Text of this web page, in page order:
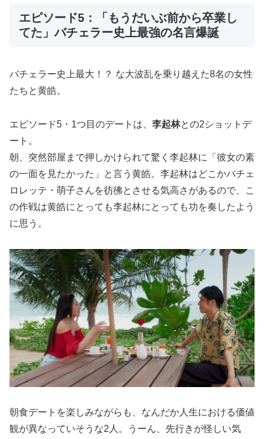
エピソード5：「もうだいぶ前から卒業し
てた」バチェラー史上最強の名言爆誕
バチェラー史上最大！？ な大波乱を乗り越えた8名の女性
たちと黄皓。
エピソード5・1つ目のデートは、 李起林との2ショットデ
ート。
朝、突然部屋まで押しかけられて驚く李起林に「彼女の素
の一面を見たかった」と言う黄皓。李起林はどこかバチェ
ロレッテ・萌子さんを彷彿とさせる気高さがあるので、こ
の作戦は黄皓にとっても李起林にとっても功を奏したよう
に思う。
朝食デートを楽しみながらも、なんだか人生における価値
観が異なっていそうな2人。うーん、先行きが怪しい気